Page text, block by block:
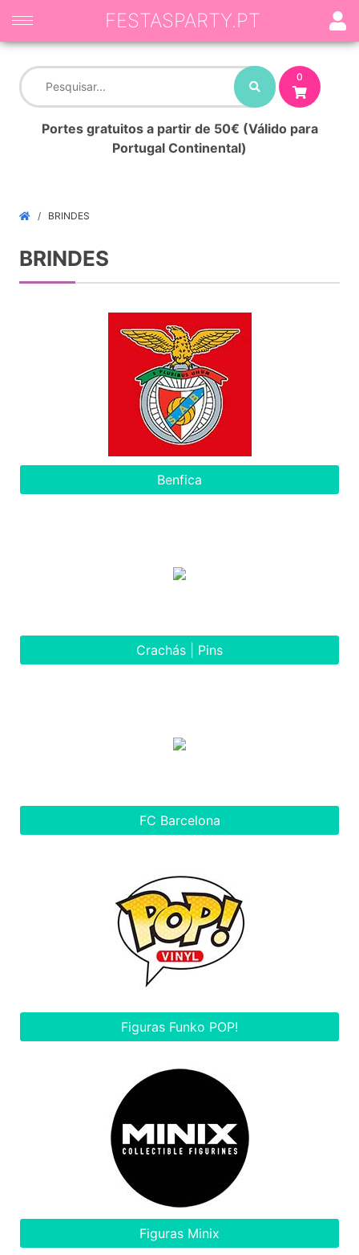
0
Portes gratuitos a partir de 50€ (Válido para
Portugal Continental)
FESTASPARTY.PT
BRINDES
BRINDES
Benfica
Crachás | Pins
FC Barcelona
Figuras Funko POP!
Figuras Minix